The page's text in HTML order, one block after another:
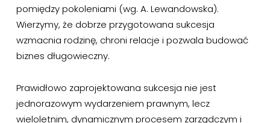
pomiędzy pokoleniami (wg. A. Lewandowska).
Wierzymy, że dobrze przygotowana sukcesja
wzmacnia rodzinę, chroni relacje i pozwala budować
biznes długowieczny.
Prawidłowo zaprojektowana sukcesja nie jest
jednorazowym wydarzeniem prawnym, lecz
wieloletnim, dynamicznym procesem zarządczym i